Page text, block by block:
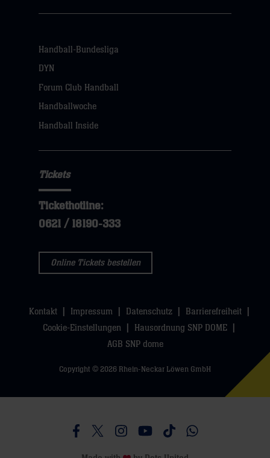
Handball-Bundesliga
DYN
Forum Club Handball
Handballwoche
Handball Inside
Tickets
Tickethotline:
0621 / 18190-333
Online Tickets bestellen
Kontakt Impressum Datenschutz
Barrierefreiheit
Cookie-Einstellungen
Hausordnung SNP DOME
AGB SNP dome
Copyright © 2026 Rhein-Neckar Löwen GmbH
Besucht uns auf Facebook
Besucht uns auf Twitter
Besucht uns auf Instagram
Besucht uns auf Youtube
Besucht uns auf
Besucht uns auf